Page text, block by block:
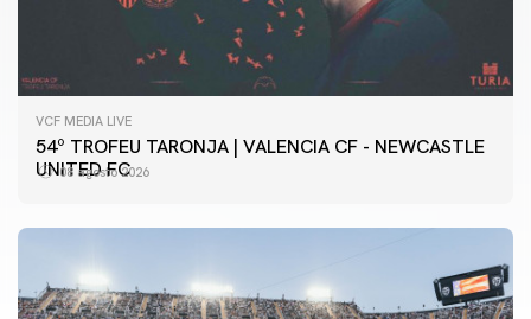
VCF MEDIA LIVE
54º TROFEU TARONJA | VALENCIA CF - NEWCASTLE
UNITED FC
08 agosto 2026